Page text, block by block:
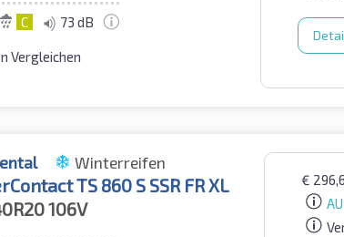
C 73 dB
Vergleichen
Winterreifen
TS 860 S SSR FR XL
106V
€